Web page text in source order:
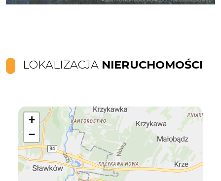
LOKALIZACJA NIERUCHOMOŚCI
+
−